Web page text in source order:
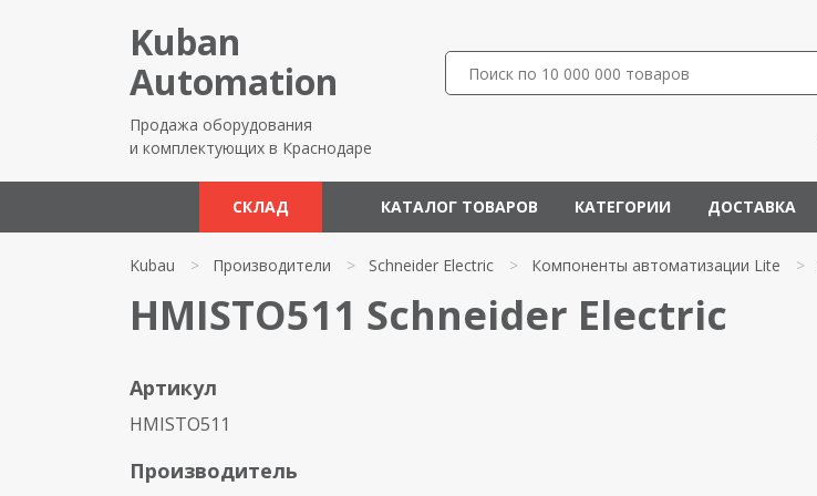
Kuban
Automation
Продажа оборудования
и комплектующих в Краснодаре
СКЛАД КАТАЛОГ ТОВАРОВ КАТЕГОРИИ ДОСТАВКА
Kubau > Производители > Schneider Electric > Компоненты автоматизации Lite >
HMISTO511 Schneider Electric
Артикул
HMISTO511
Производитель